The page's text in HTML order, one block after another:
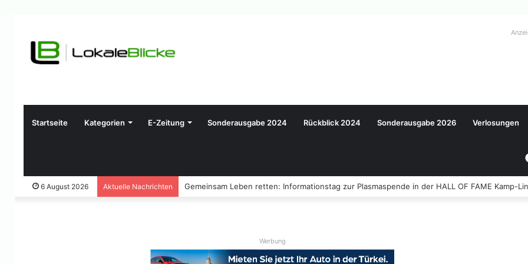
Startseite Kategorien E-Zeitung Sonderausgabe 2024 Rückblick 2024 Sonderausgabe 2026 Verlosungen
6 August 2026 Aktuelle Nachrichten Gemeinsam Leben retten: Informationstag zur Plasmaspende in der HALL OF FAME Kamp-
Werbung